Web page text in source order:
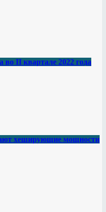
во II квартале 2022 года
хеширующие мощности